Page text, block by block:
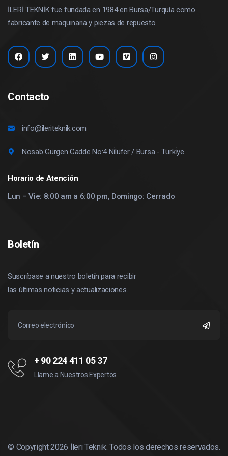
İLERİ TEKNİK fue fundada en 1984 en Bursa/Turquía como
fabricante de maquinaria y piezas de repuesto.
Contacto
info@ileriteknik.com
Nosab Gürgen Cadde No:4 Ni̇lüfer / Bursa - Türki̇ye
Horario de Atención
Lun – Vie: 8:00 am a 6:00 pm, Domingo: Cerrado
Boletín
Suscríbase a nuestro boletín para recibir
las últimas noticias y actualizaciones.
+ 90 224 411 05 37
Llame a Nuestros Expertos
© Copyright2026 İleri Teknik. Todos los derechos reservados.